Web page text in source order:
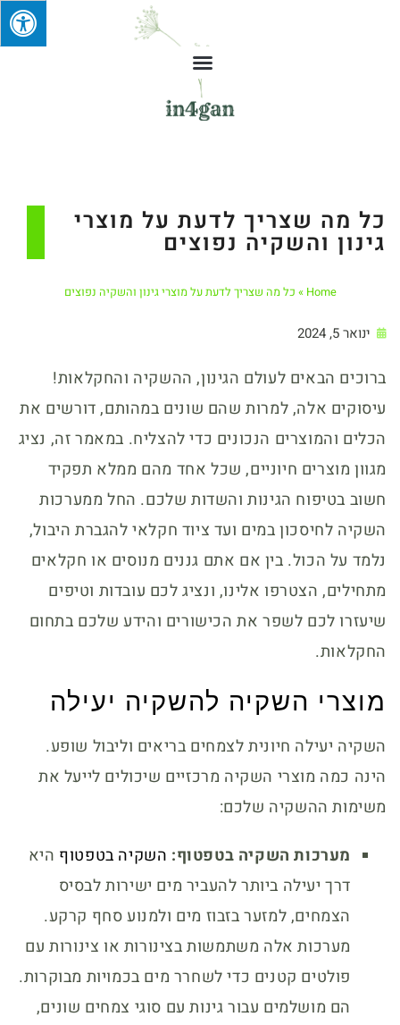
כל מה שצריך לדעת על מוצרי
גינון והשקיה נפוצים
Home
» כל מה שצריך לדעת על מוצרי גינון והשקיה נפוצים
ינואר 5, 2024
ברוכים הבאים לעולם הגינון, ההשקיה והחקלאות!
עיסוקים אלה, למרות שהם שונים במהותם, דורשים את
הכלים והמוצרים הנכונים כדי להצליח. במאמר זה, נציג
מגוון מוצרים חיוניים, שכל אחד מהם ממלא תפקיד
חשוב בטיפוח הגינות והשדות שלכם. החל ממערכות
השקיה לחיסכון במים ועד ציוד חקלאי להגברת היבול,
נלמד על הכול. בין אם אתם גננים מנוסים או חקלאים
מתחילים, הצטרפו אלינו, ונציג לכם עובדות וטיפים
שיעזרו לכם לשפר את הכישורים והידע שלכם בתחום
החקלאות.
מוצרי השקיה להשקיה יעילה
השקיה יעילה חיונית לצמחים בריאים וליבול שופע.
הינה כמה מוצרי השקיה מרכזיים שיכולים לייעל את
משימות ההשקיה שלכם:
מערכות השקיה בטפטוף: השקיה בטפטוף היא
דרך יעילה ביותר להעביר מים ישירות לבסיס
הצמחים, למזער בזבוז מים ולמנוע סחף קרקע.
מערכות אלה משתמשות בצינורות או צינורות עם
פולטים קטנים כדי לשחרר מים בכמויות מבוקרות.
הם מושלמים עבור גינות עם סוגי צמחים שונים,